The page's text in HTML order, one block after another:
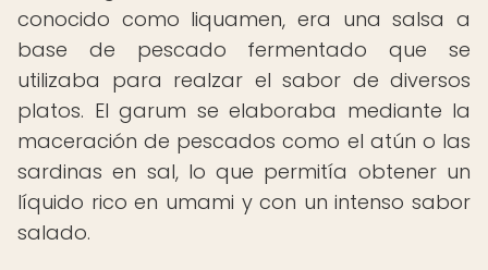
conocido como liquamen, era una salsa a
base de pescado fermentado que se
utilizaba para realzar el sabor de diversos
platos. El garum se elaboraba mediante la
maceración de pescados como el atún o las
sardinas en sal, lo que permitía obtener un
líquido rico en umami y con un intenso sabor
salado.